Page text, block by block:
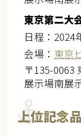
東京第二大
日程：2024
会場： 東京
〒135-0063
展示場南展
上位記念品